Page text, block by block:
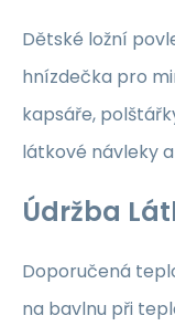
Dětské ložní
hnízdečka pro
kapsáře,
látkové návleky
Údržba
Doporučená
na bavlnu při